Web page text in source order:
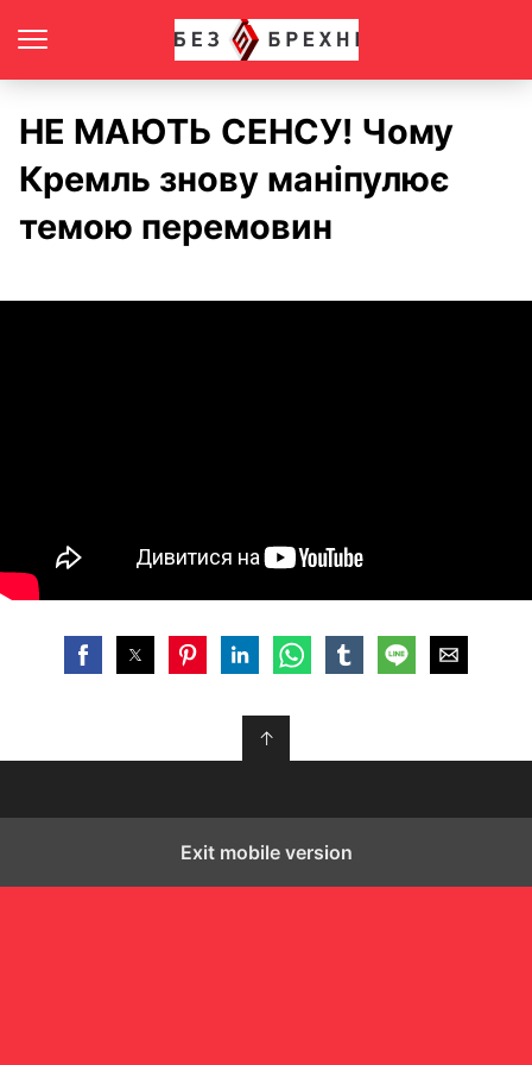
НЕ МАЮТЬ СЕНСУ! Чому
Кремль знову маніпулює
темою перемовин
↑
Exit mobile version